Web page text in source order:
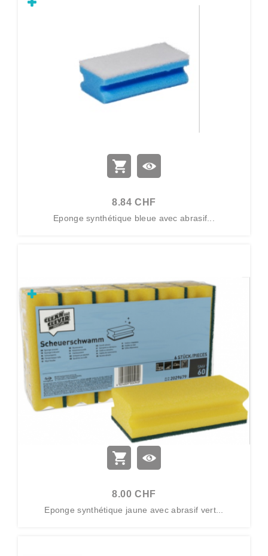
8.84 CHF
Eponge synthétique bleue avec abrasif...
8.00 CHF
Eponge synthétique jaune avec abrasif vert...